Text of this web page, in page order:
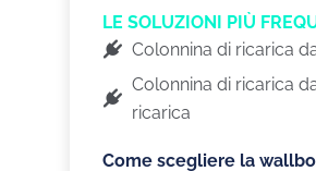
LE SOLUZIONI PIÙ
Colonnina di ricarica
Colonnina di ricarica
ricarica
Come scegliere la